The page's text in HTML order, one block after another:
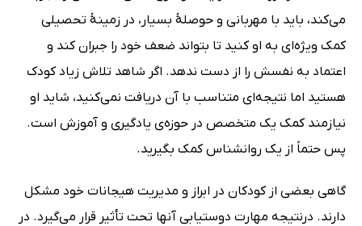
می‌کند، باید با مهربانی و حوصلۀ بسیار، در زمینۀ تحصیلی
کمک ویژه‌ای به او کنید تا بتواند ضعف خود را جبران کند و
اعتماد به نفسش را از دست ندهد. اگر شاهد تلاش زیاد کودک
هستید اما نتیجه‌ای متناسب با آن دریافت نمی‌کنید، شاید او
نیازمند کمک یک متخصص در حوزه‌ی یادگیری و آموزش است.
پس حتماً از یک روانشناس کمک بگیرید.
گاهی بعضی از کودکان در ابراز و مدیریت هیجانات خود مشکل
دارند. درنتیجه مهارت دوستیابی آنها تحت تأثیر قرار می‌گیرد. در